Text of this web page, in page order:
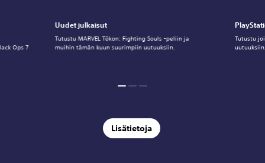
Uudet julkaisut
Tutustu MARVEL Tōkon: Fighting Souls -peliin ja
muihin tämän kuun suurimpiin uutuuksiin.
Tutustu
Ops 7
Lisätietoja